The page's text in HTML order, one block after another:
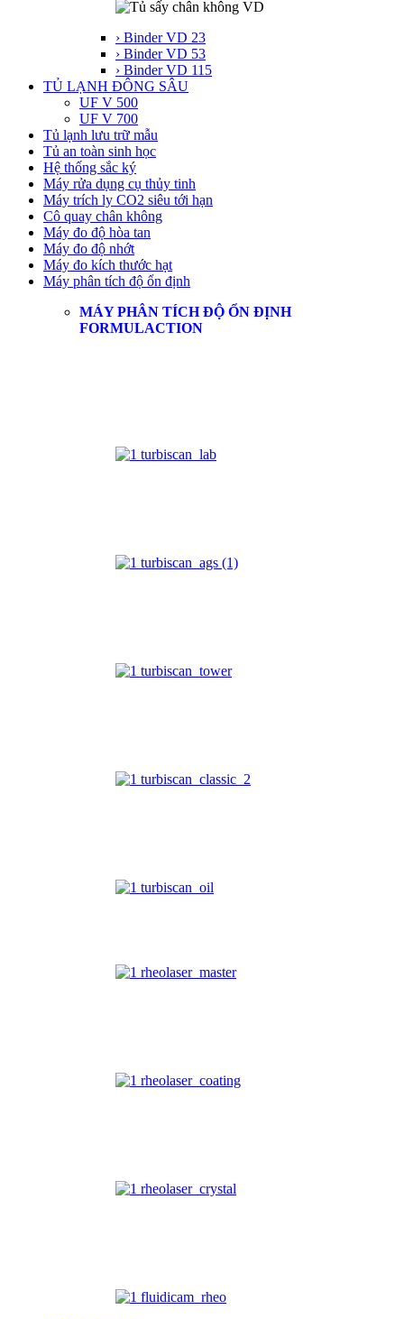
› Binder VD 23
› Binder VD 53
› Binder VD 115
TỦ LẠNH ĐÔNG SÂU
UF V 500
UF V 700
Tủ lạnh lưu trữ mẫu
Tủ an toàn sinh học
Hệ thống sắc ký
Máy rửa dụng cụ thủy tinh
Máy trích ly CO2 siêu tới hạn
Cô quay chân không
Máy đo độ hòa tan
Máy đo độ nhớt
Máy đo kích thước hạt
Máy phân tích độ ổn định
MÁY PHÂN TÍCH ĐỘ ỔN ĐỊNH
FORMULACTION